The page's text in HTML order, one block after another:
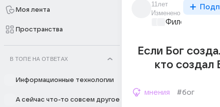
Моя лента
Пространства
В ТОПЕ НА ОТВЕТАХ
Информационные технологии
А сейчас что-то совсем другое
11лет
Изменено
Философский
Если Бог
кто создал
мнения #бог